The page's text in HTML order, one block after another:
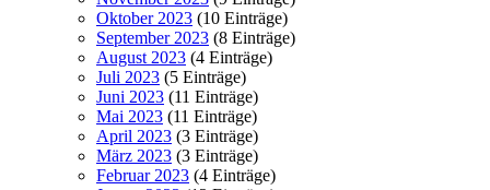
Oktober 2023 (10 Einträge)
September 2023 (8 Einträge)
August 2023 (4 Einträge)
Juli 2023 (5 Einträge)
Juni 2023 (11 Einträge)
Mai 2023 (11 Einträge)
April 2023 (3 Einträge)
März 2023 (3 Einträge)
Februar 2023 (4 Einträge)